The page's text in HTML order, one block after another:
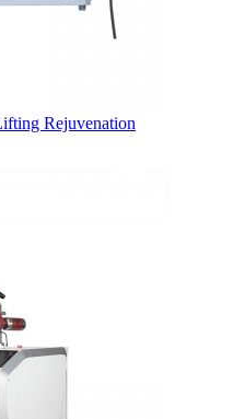
Rejuvenation